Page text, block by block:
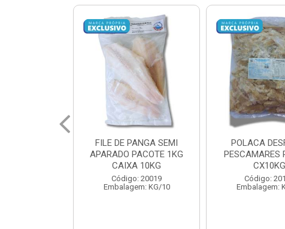
POLACA DESFIADA
PESCAMARES PCT5KG
CX10KG
Código: 20161
Embalagem: KG/10
POLACA
PESCAMARES
CX10KG
Código:
Embalagem: